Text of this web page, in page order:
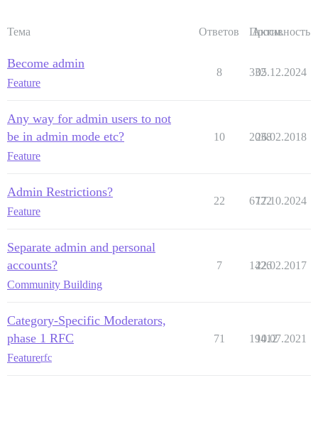
Тема Ответов Просм.
Активность
Become admin
Feature
8 332
05.12.2024
Any way for admin users to not
be in admin mode etc?
Feature
10 2038
26.02.2018
Admin Restrictions?
Feature
22 6722
17.10.2024
Separate admin and personal
accounts?
Community Building
7 1426
22.02.2017
Category-Specific Moderators,
phase 1 RFC
Featurerfc
71 19412
10.07.2021